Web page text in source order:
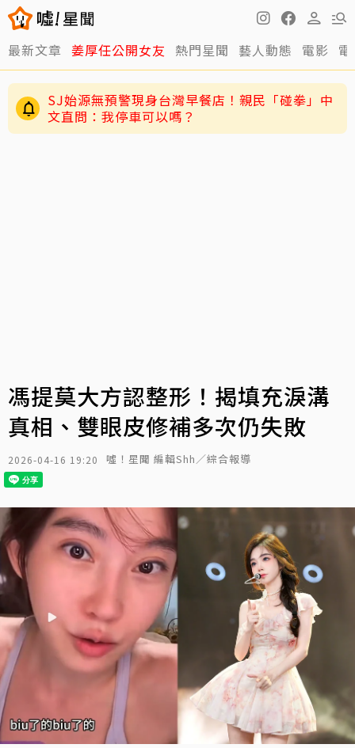
最新文章 姜厚任公開女友 熱門星聞 藝人動態 電影
SJ始源無預警現身台灣早餐店！親民「碰拳」中
文直問：我停車可以嗎？
馮提莫大方認整形！揭填充淚溝
真相、雙眼皮修補多次仍失敗
2026-04-16 19:20 噓！星聞 編輯Shh／綜合報導